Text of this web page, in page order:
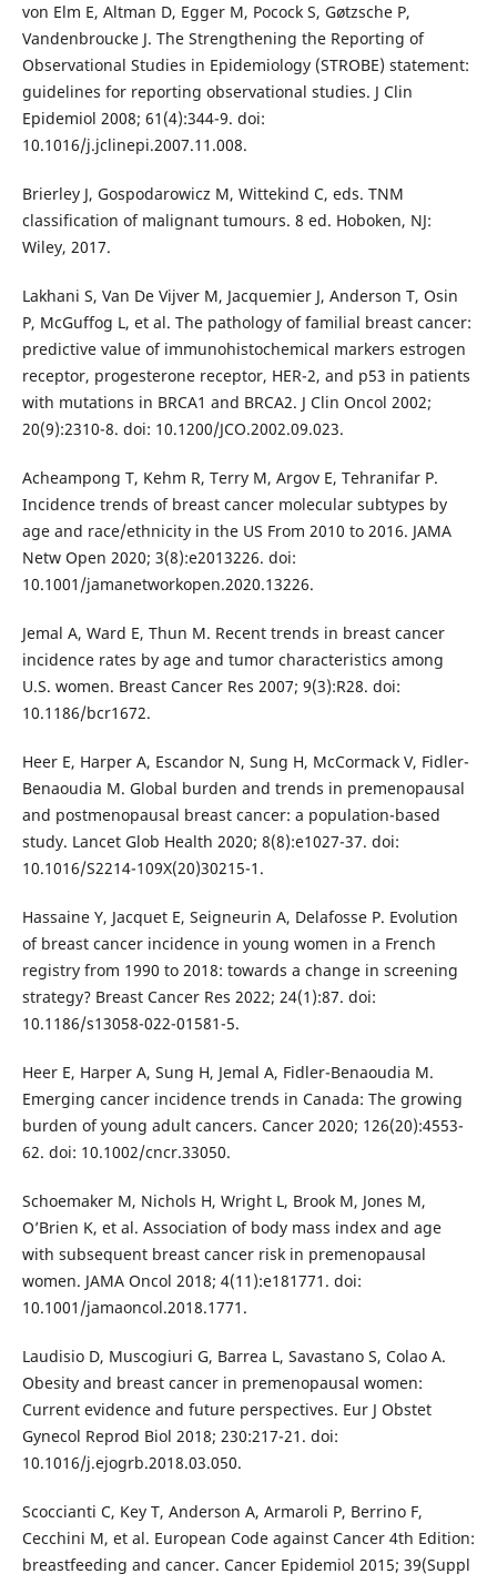
von Elm E, Altman D, Egger M, Pocock S, Gøtzsche P,
Vandenbroucke J. The Strengthening the Reporting of
Observational Studies in Epidemiology (STROBE) statement:
guidelines for reporting observational studies. J Clin
Epidemiol 2008; 61(4):344-9. doi:
10.1016/j.jclinepi.2007.11.008.
Brierley J, Gospodarowicz M, Wittekind C, eds. TNM
classification of malignant tumours. 8 ed. Hoboken, NJ:
Wiley, 2017.
Lakhani S, Van De Vijver M, Jacquemier J, Anderson T, Osin
P, McGuffog L, et al. The pathology of familial breast cancer:
predictive value of immunohistochemical markers estrogen
receptor, progesterone receptor, HER-2, and p53 in patients
with mutations in BRCA1 and BRCA2. J Clin Oncol 2002;
20(9):2310-8. doi: 10.1200/JCO.2002.09.023.
Acheampong T, Kehm R, Terry M, Argov E, Tehranifar P.
Incidence trends of breast cancer molecular subtypes by
age and race/ethnicity in the US From 2010 to 2016. JAMA
Netw Open 2020; 3(8):e2013226. doi:
10.1001/jamanetworkopen.2020.13226.
Jemal A, Ward E, Thun M. Recent trends in breast cancer
incidence rates by age and tumor characteristics among
U.S. women. Breast Cancer Res 2007; 9(3):R28. doi:
10.1186/bcr1672.
Heer E, Harper A, Escandor N, Sung H, McCormack V, Fidler-
Benaoudia M. Global burden and trends in premenopausal
and postmenopausal breast cancer: a population-based
study. Lancet Glob Health 2020; 8(8):e1027-37. doi:
10.1016/S2214-109X(20)30215-1.
Hassaine Y, Jacquet E, Seigneurin A, Delafosse P. Evolution
of breast cancer incidence in young women in a French
registry from 1990 to 2018: towards a change in screening
strategy? Breast Cancer Res 2022; 24(1):87. doi:
10.1186/s13058-022-01581-5.
Heer E, Harper A, Sung H, Jemal A, Fidler-Benaoudia M.
Emerging cancer incidence trends in Canada: The growing
burden of young adult cancers. Cancer 2020; 126(20):4553-
62. doi: 10.1002/cncr.33050.
Schoemaker M, Nichols H, Wright L, Brook M, Jones M,
O’Brien K, et al. Association of body mass index and age
with subsequent breast cancer risk in premenopausal
women. JAMA Oncol 2018; 4(11):e181771. doi:
10.1001/jamaoncol.2018.1771.
Laudisio D, Muscogiuri G, Barrea L, Savastano S, Colao A.
Obesity and breast cancer in premenopausal women:
Current evidence and future perspectives. Eur J Obstet
Gynecol Reprod Biol 2018; 230:217-21. doi:
10.1016/j.ejogrb.2018.03.050.
Scoccianti C, Key T, Anderson A, Armaroli P, Berrino F,
Cecchini M, et al. European Code against Cancer 4th Edition:
breastfeeding and cancer. Cancer Epidemiol 2015; 39(Suppl